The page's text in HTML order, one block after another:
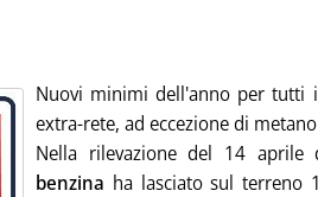
Nuovi minimi dell'anno per tutti
extra-rete, ad eccezione di
Nella rilevazione del 14
benzina ha lasciato sul